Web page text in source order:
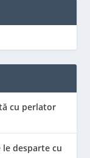
cu perlator
desparte cu